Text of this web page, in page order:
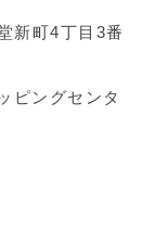
新町4丁目3番
ピングセンタ